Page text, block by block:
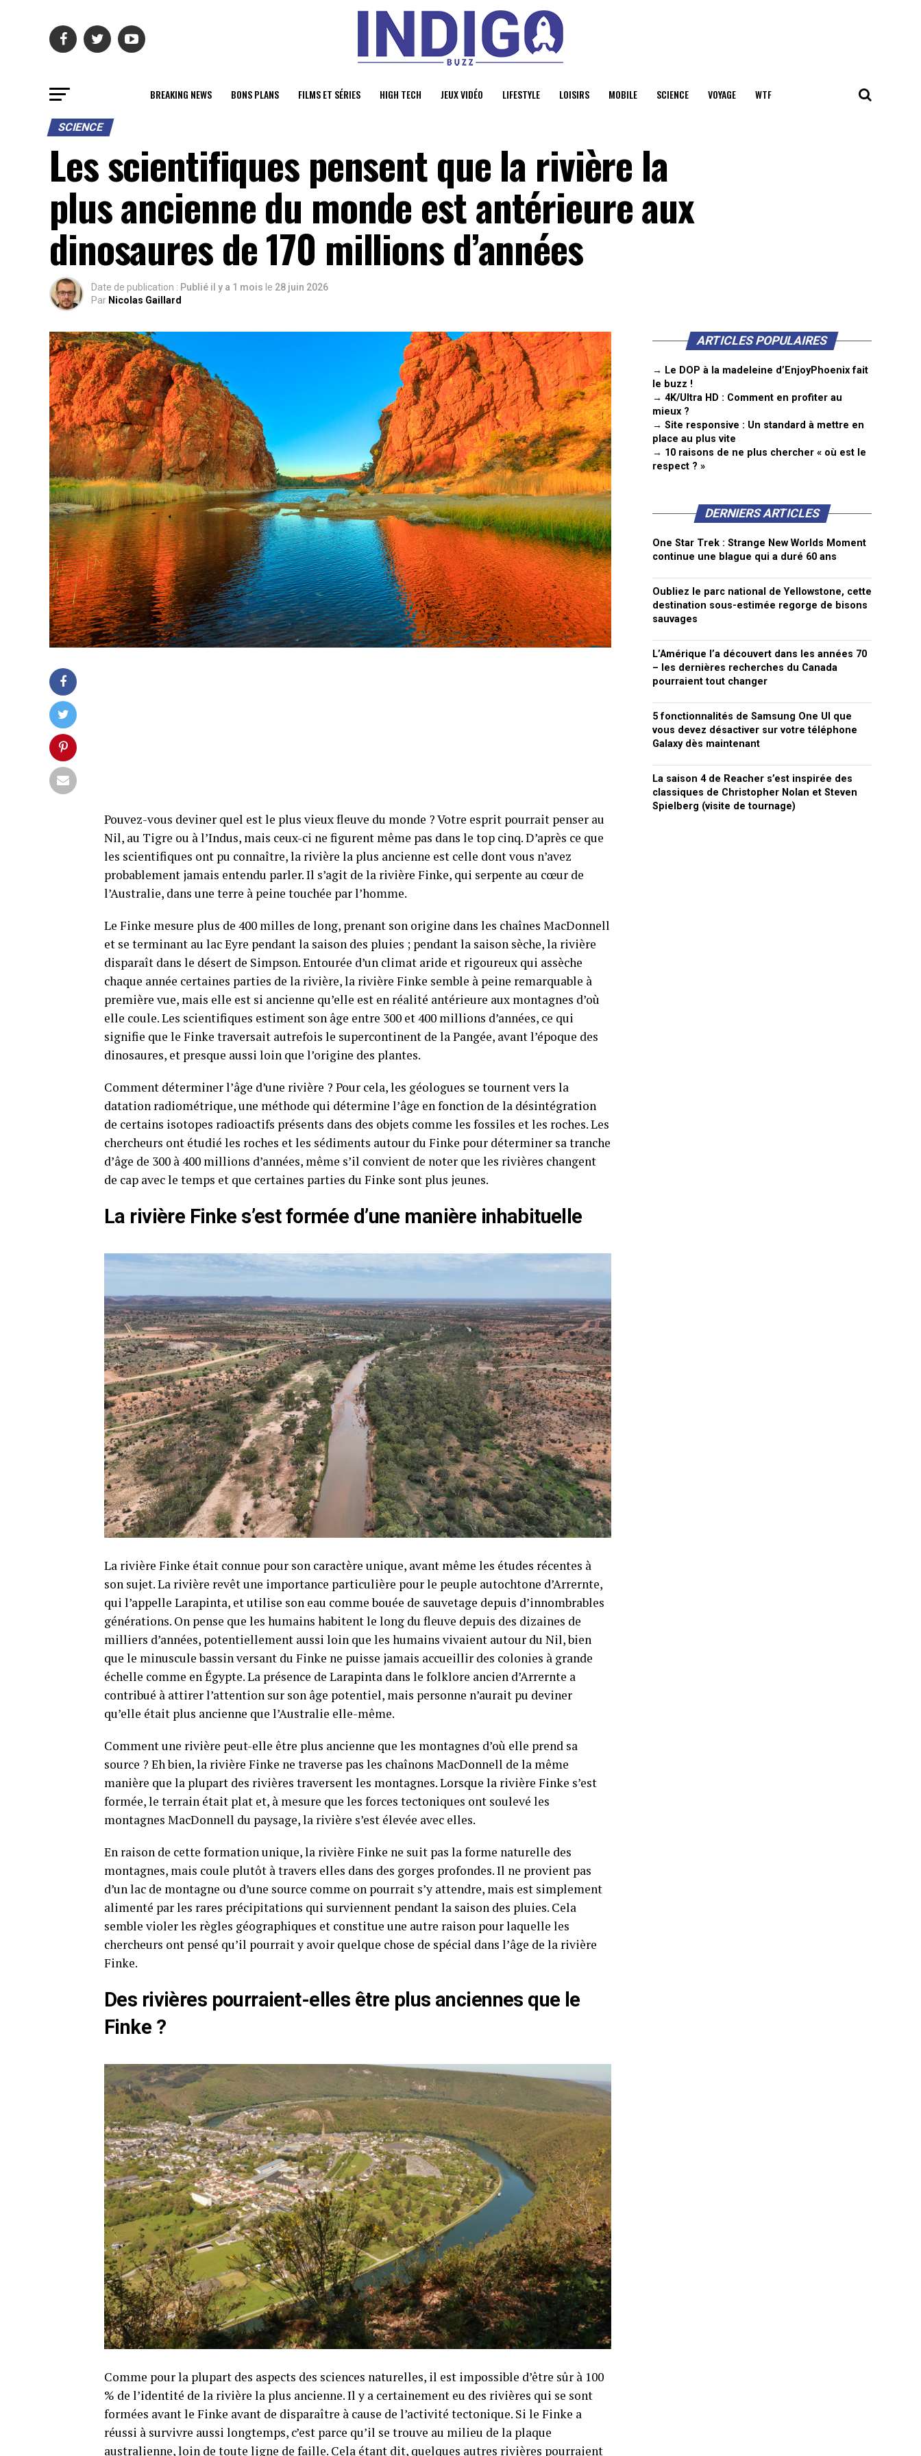
BREAKING NEWS BONS PLANS FILMS ET SÉRIES HIGH TECH JEUX VIDÉO LIFESTYLE LOISIRS MOBILE SCIENCE VOYAGE WTF
SCIENCE
Les scientifiques pensent que la rivière la
plus ancienne du monde est antérieure aux
dinosaures de 170 millions d’années
Date de publication : Publié il y a 1 mois le 28 juin 2026
Par Nicolas Gaillard
Pouvez-vous deviner quel est le plus vieux fleuve du monde ? Votre esprit pourrait penser au
Nil, au Tigre ou à l’Indus, mais ceux-ci ne figurent même pas dans le top cinq. D’après ce que
les scientifiques ont pu connaître, la rivière la plus ancienne est celle dont vous n’avez
probablement jamais entendu parler. Il s’agit de la rivière Finke, qui serpente au cœur de
l’Australie, dans une terre à peine touchée par l’homme.
Le Finke mesure plus de 400 milles de long, prenant son origine dans les chaînes MacDonnell
et se terminant au lac Eyre pendant la saison des pluies ; pendant la saison sèche, la rivière
disparaît dans le désert de Simpson. Entourée d’un climat aride et rigoureux qui assèche
chaque année certaines parties de la rivière, la rivière Finke semble à peine remarquable à
première vue, mais elle est si ancienne qu’elle est en réalité antérieure aux montagnes d’où
elle coule. Les scientifiques estiment son âge entre 300 et 400 millions d’années, ce qui
signifie que le Finke traversait autrefois le supercontinent de la Pangée, avant l’époque des
dinosaures, et presque aussi loin que l’origine des plantes.
Comment déterminer l’âge d’une rivière ? Pour cela, les géologues se tournent vers la
datation radiométrique, une méthode qui détermine l’âge en fonction de la désintégration
de certains isotopes radioactifs présents dans des objets comme les fossiles et les roches. Les
chercheurs ont étudié les roches et les sédiments autour du Finke pour déterminer sa tranche
d’âge de 300 à 400 millions d’années, même s’il convient de noter que les rivières changent
de cap avec le temps et que certaines parties du Finke sont plus jeunes.
La rivière Finke s’est formée d’une manière inhabituelle
La rivière Finke était connue pour son caractère unique, avant même les études récentes à
son sujet. La rivière revêt une importance particulière pour le peuple autochtone d’Arrernte,
qui l’appelle Larapinta, et utilise son eau comme bouée de sauvetage depuis d’innombrables
générations. On pense que les humains habitent le long du fleuve depuis des dizaines de
milliers d’années, potentiellement aussi loin que les humains vivaient autour du Nil, bien
que le minuscule bassin versant du Finke ne puisse jamais accueillir des colonies à grande
échelle comme en Égypte. La présence de Larapinta dans le folklore ancien d’Arrernte a
contribué à attirer l’attention sur son âge potentiel, mais personne n’aurait pu deviner
qu’elle était plus ancienne que l’Australie elle-même.
Comment une rivière peut-elle être plus ancienne que les montagnes d’où elle prend sa
source ? Eh bien, la rivière Finke ne traverse pas les chaînons MacDonnell de la même
manière que la plupart des rivières traversent les montagnes. Lorsque la rivière Finke s’est
formée, le terrain était plat et, à mesure que les forces tectoniques ont soulevé les
montagnes MacDonnell du paysage, la rivière s’est élevée avec elles.
En raison de cette formation unique, la rivière Finke ne suit pas la forme naturelle des
montagnes, mais coule plutôt à travers elles dans des gorges profondes. Il ne provient pas
d’un lac de montagne ou d’une source comme on pourrait s’y attendre, mais est simplement
alimenté par les rares précipitations qui surviennent pendant la saison des pluies. Cela
semble violer les règles géographiques et constitue une autre raison pour laquelle les
chercheurs ont pensé qu’il pourrait y avoir quelque chose de spécial dans l’âge de la rivière
Finke.
Des rivières pourraient-elles être plus anciennes que le
Finke ?
Comme pour la plupart des aspects des sciences naturelles, il est impossible d’être sûr à 100
% de l’identité de la rivière la plus ancienne. Il y a certainement eu des rivières qui se sont
formées avant le Finke avant de disparaître à cause de l’activité tectonique. Si le Finke a
réussi à survivre aussi longtemps, c’est parce qu’il se trouve au milieu de la plaque
australienne, loin de toute ligne de faille. Cela étant dit, quelques autres rivières pourraient
ARTICLES POPULAIRES
→ Le DOP à la madeleine d’EnjoyPhoenix fait
le buzz !
→ 4K/Ultra HD : Comment en profiter au
mieux ?
→ Site responsive : Un standard à mettre en
place au plus vite
→ 10 raisons de ne plus chercher « où est le
respect ? »
DERNIERS ARTICLES
One Star Trek : Strange New Worlds Moment
continue une blague qui a duré 60 ans
Oubliez le parc national de Yellowstone, cette
destination sous-estimée regorge de bisons
sauvages
L’Amérique l’a découvert dans les années 70
– les dernières recherches du Canada
pourraient tout changer
5 fonctionnalités de Samsung One UI que
vous devez désactiver sur votre téléphone
Galaxy dès maintenant
La saison 4 de Reacher s’est inspirée des
classiques de Christopher Nolan et Steven
Spielberg (visite de tournage)